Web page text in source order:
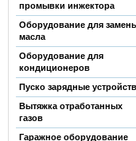
промывки инжектора
Оборудование для
масла
Оборудование для
кондиционеров
Пуско зарядные
Вытяжка отработанных
газов
Гаражное оборудование